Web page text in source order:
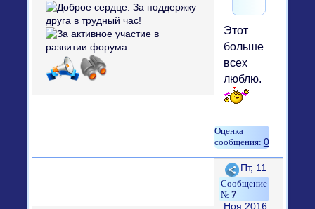
Этот
больше
всех
люблю.
0
Поделиться
7
Пт, 11
Ноя 2016